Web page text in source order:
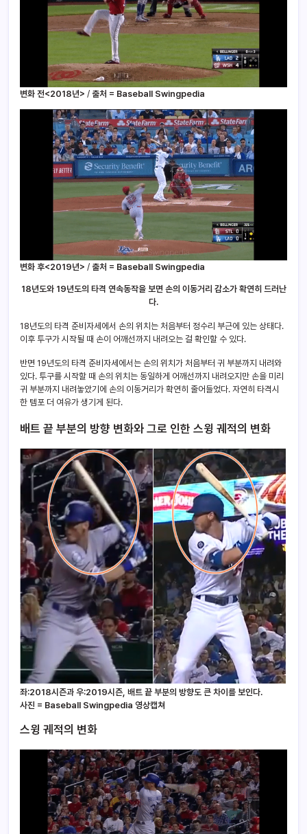
변화 전<2018년> / 출처 = Baseball Swingpedia
변화 후<2019년> / 출처 = Baseball Swingpedia
18년도와 19년도의 타격 연속동작을 보면 손의 이동거리 감소가 확연히 드러난
다.
18년도의 타격 준비자세에서 손의 위치는 처음부터 정수리 부근에 있는 상태다.
이후 투구가 시작될 때 손이 어깨선까지 내려오는 걸 확인할 수 있다.
반면 19년도의 타격 준비자세에서는 손의 위치가 처음부터 귀 부분까지 내려와
있다. 투구를 시작할 때 손의 위치는 동일하게 어깨선까지 내려오지만 손을 미리
귀 부분까지 내려놓았기에 손의 이동거리가 확연히 줄어들었다. 자연히 타격시
한 템포 더 여유가 생기게 된다.
배트 끝 부분의 방향 변화와 그로 인한 스윙 궤적의 변화
좌:2018시즌과 우:2019시즌, 배트 끝 부분의 방향도 큰 차이를 보인다.
사진 = Baseball Swingpedia 영상캡쳐
스윙 궤적의 변화